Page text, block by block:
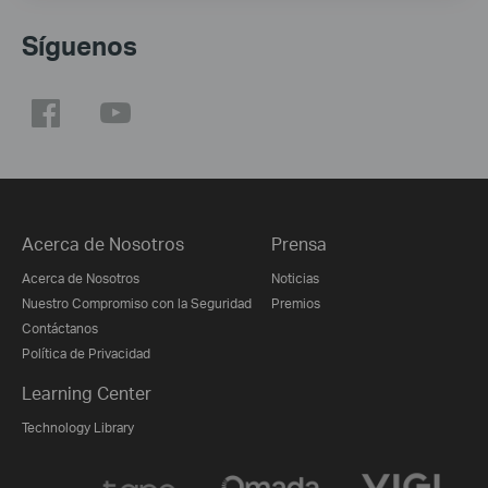
Síguenos
Acerca de Nosotros
Acerca de Nosotros
Nuestro Compromiso con la Seguridad
Contáctanos
Política de Privacidad
Prensa
Noticias
Premios
Learning Center
Technology Library